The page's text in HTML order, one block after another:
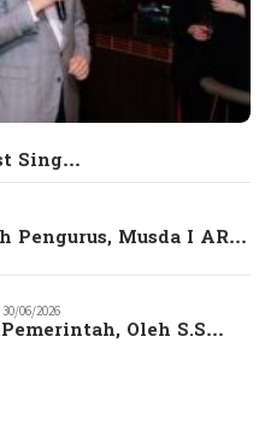
Sing…
Pengurus, Musda I AR…
30/06/2026
Oleh S.S…